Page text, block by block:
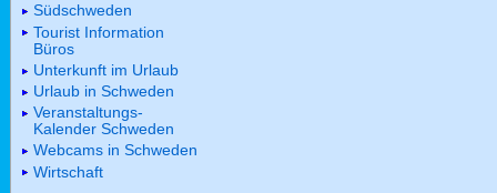
Südschweden
Tourist Information
Büros
Unterkunft im Urlaub
Urlaub in Schweden
Veranstaltungs-
Kalender Schweden
Webcams in Schweden
Wirtschaft